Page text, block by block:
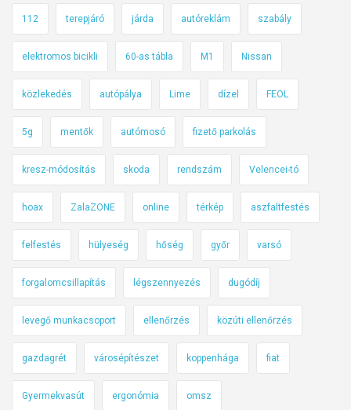
112 terepjáró járda autóreklám szabály
elektromos bicikli 60-as tábla M1 Nissan
közlekedés autópálya Lime dízel FEOL
5g mentők autómosó fizető parkolás
kresz-módosítás skoda rendszám Velencei-tó
hoax ZalaZONE online térkép aszfaltfestés
felfestés hülyeség hőség győr varsó
forgalomcsillapítás légszennyezés dugódíj
levegő munkacsoport ellenőrzés közúti ellenőrzés
gazdagrét városépítészet koppenhága fiat
Gyermekvasút ergonómia omsz